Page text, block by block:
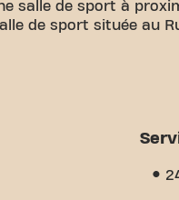
salle de sport à
de sport située au
point il est
et de
c'est le sens de la
et le
pourquoi